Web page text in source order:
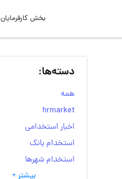
بخش کارفرمایان
دسته‌ها:
همه
hrmarket
اخبار استخدامی
استخدام بانک
استخدام شهرها
انتخاب مسیر شغلی
بیشتر +